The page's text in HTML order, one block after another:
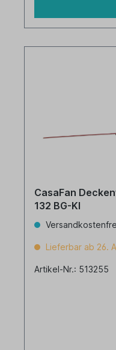
CasaFan
132 BG-KI
Lieferbar ab 26.
Artikel-Nr.: 513255